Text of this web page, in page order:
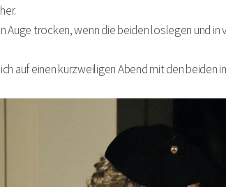
Auge trocken, wenn die beiden loslegen und
auf einen kurzweiligen Abend mit den beiden